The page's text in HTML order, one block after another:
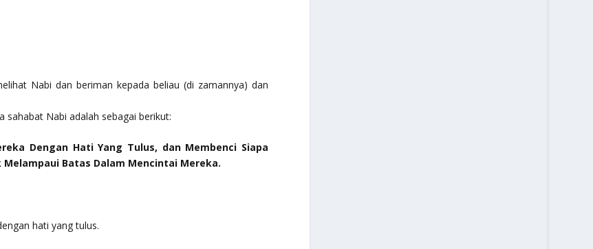
Nabi dan beriman kepada beliau (di zamannya) dan
Nabi adalah sebagai berikut:
Dengan Hati Yang Tulus, dan Membenci Siapa
Batas Dalam Mencintai Mereka.
hati yang tulus.